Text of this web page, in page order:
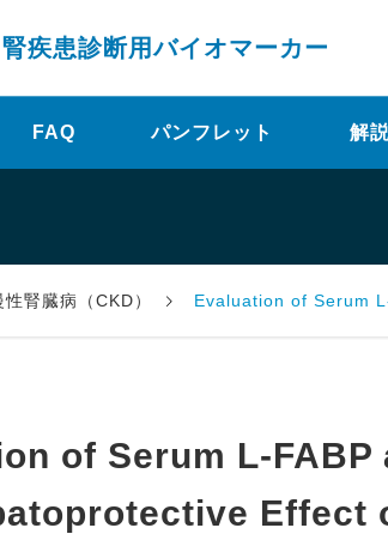
腎疾患診断用バイオマーカー
FAQ パンフレット 解
性腎臓病（CKD） Evaluation of Serum L-FABP
of Serum L-
Effect